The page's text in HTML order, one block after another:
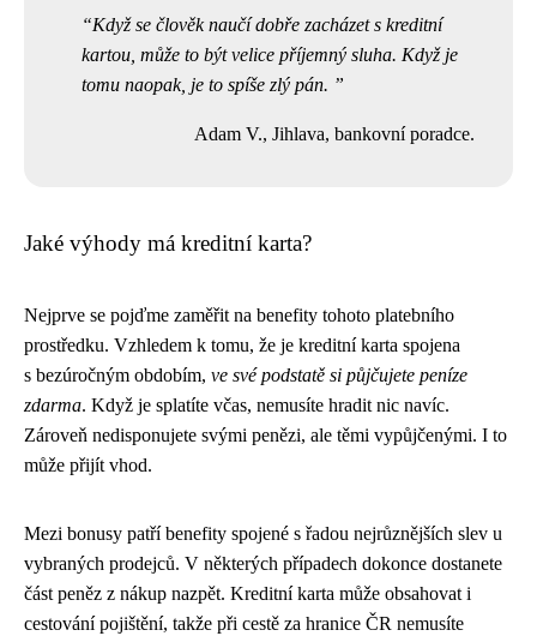
Když se člověk naučí dobře zacházet s kreditní
kartou, může to být velice příjemný sluha. Když je
tomu naopak, je to spíše zlý pán.
Adam V., Jihlava, bankovní poradce.
Jaké výhody má kreditní karta?
Nejprve se pojďme zaměřit na benefity tohoto platebního
prostředku. Vzhledem k tomu, že je kreditní karta spojena
s bezúročným obdobím, ve své podstatě si půjčujete peníze
zdarma. Když je splatíte včas, nemusíte hradit nic navíc.
Zároveň nedisponujete svými penězi, ale těmi vypůjčenými. I to
může přijít vhod.
Mezi bonusy patří benefity spojené s řadou nejrůznějších slev u
vybraných prodejců. V některých případech dokonce dostanete
část peněz z nákup nazpět. Kreditní karta může obsahovat i
cestování pojištění, takže při cestě za hranice ČR nemusíte